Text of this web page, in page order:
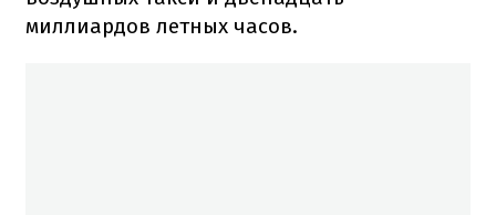
миллиардов летных часов.